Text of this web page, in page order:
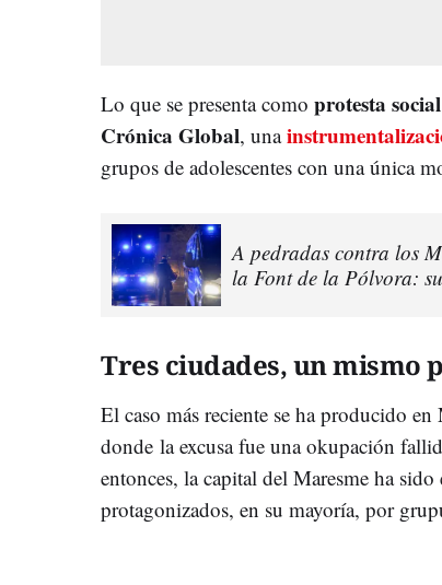
Lo que se presenta como protesta social
Crónica Global, una
grupos de adolescentes con una única
A pedradas contra los
la Font de la Pólvora:
Tres ciudades, un mismo
El caso más reciente se ha producido en
donde la excusa fue una okupación
entonces, la capital del Maresme ha
protagonizados, en su mayoría, por